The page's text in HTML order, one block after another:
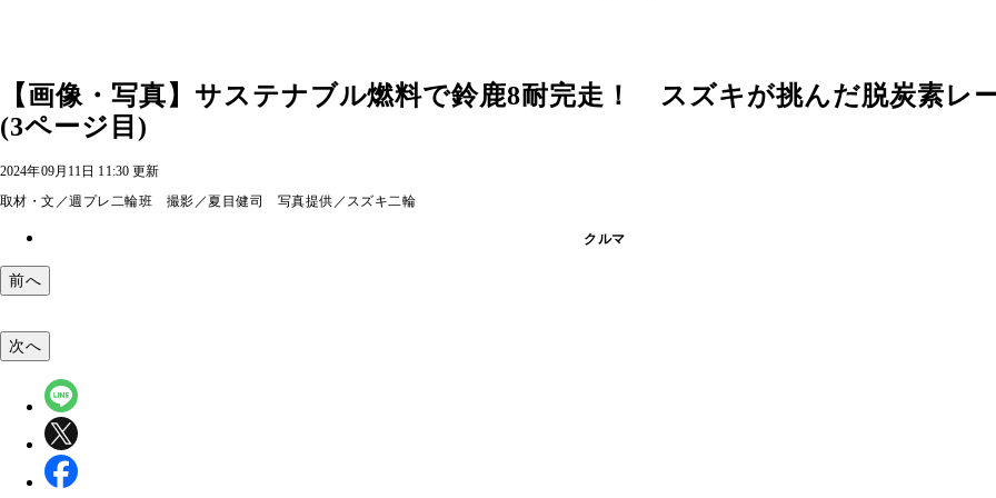
【画像・写真】サステナブル燃料で鈴鹿8耐完走！ スズキが挑んだ脱炭素レ
(3ページ目)
2024年09月11日 11:30 更新
取材・文／週プレ二輪班 撮影／夏目健司 写真提供／スズキ二輪
クルマ
前へ
次へ